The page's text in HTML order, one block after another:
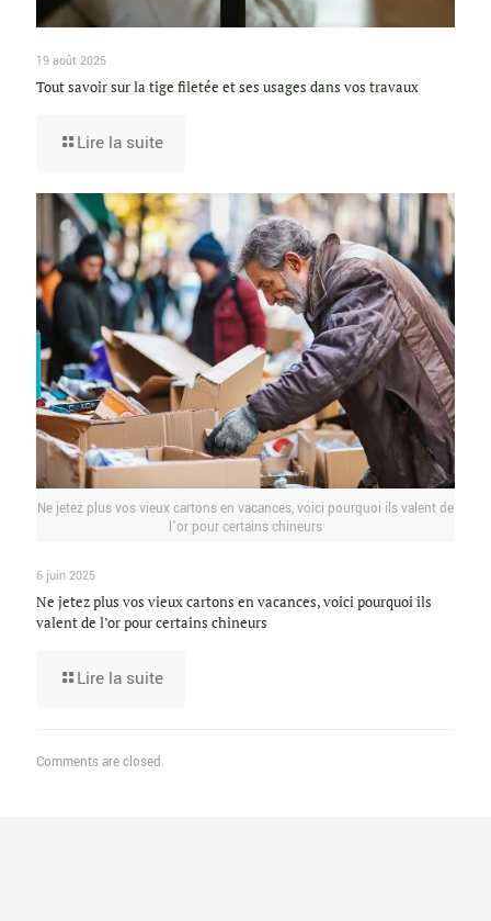
19 août 2025
Tout savoir sur la tige filetée et ses usages dans vos travaux
Lire la suite
Ne jetez plus vos vieux cartons en vacances, voici pourquoi ils valent de
l’or pour certains chineurs
6 juin 2025
Ne jetez plus vos vieux cartons en vacances, voici pourquoi ils
valent de l’or pour certains chineurs
Lire la suite
Comments are closed.